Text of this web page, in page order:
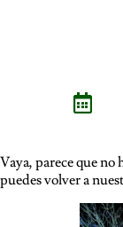
Vaya, parece que
puedes volver a